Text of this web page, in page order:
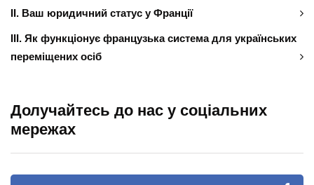
ІІ. Ваш юридичний статус у Франції
ІІІ. Як функціонує французька система для українських
переміщених осіб
Долучайтесь до нас у соціальних
мережах